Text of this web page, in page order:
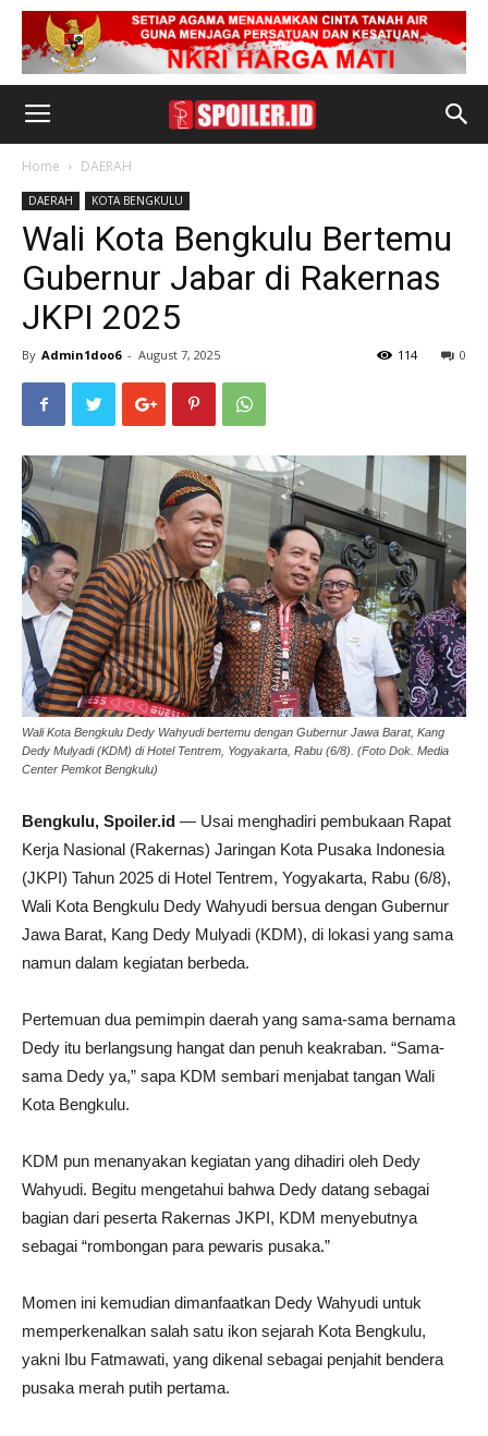
Home DAERAH
DAERAH KOTA BENGKULU
Wali Kota Bengkulu Bertemu
Gubernur Jabar di Rakernas
JKPI 2025
By Admin1doo6 - August 7, 2025 0
114
Wali Kota Bengkulu Dedy Wahyudi bertemu dengan Gubernur Jawa Barat, Kang
Dedy Mulyadi (KDM) di Hotel Tentrem, Yogyakarta, Rabu (6/8). (Foto Dok. Media
Center Pemkot Bengkulu)
Bengkulu, Spoiler.id — Usai menghadiri pembukaan Rapat
Kerja Nasional (Rakernas) Jaringan Kota Pusaka Indonesia
(JKPI) Tahun 2025 di Hotel Tentrem, Yogyakarta, Rabu (6/8),
Wali Kota Bengkulu Dedy Wahyudi bersua dengan Gubernur
Jawa Barat, Kang Dedy Mulyadi (KDM), di lokasi yang sama
namun dalam kegiatan berbeda.
Pertemuan dua pemimpin daerah yang sama-sama bernama
Dedy itu berlangsung hangat dan penuh keakraban. “Sama-
sama Dedy ya,” sapa KDM sembari menjabat tangan Wali
Kota Bengkulu.
KDM pun menanyakan kegiatan yang dihadiri oleh Dedy
Wahyudi. Begitu mengetahui bahwa Dedy datang sebagai
bagian dari peserta Rakernas JKPI, KDM menyebutnya
sebagai “rombongan para pewaris pusaka.”
Momen ini kemudian dimanfaatkan Dedy Wahyudi untuk
memperkenalkan salah satu ikon sejarah Kota Bengkulu,
yakni Ibu Fatmawati, yang dikenal sebagai penjahit bendera
pusaka merah putih pertama.